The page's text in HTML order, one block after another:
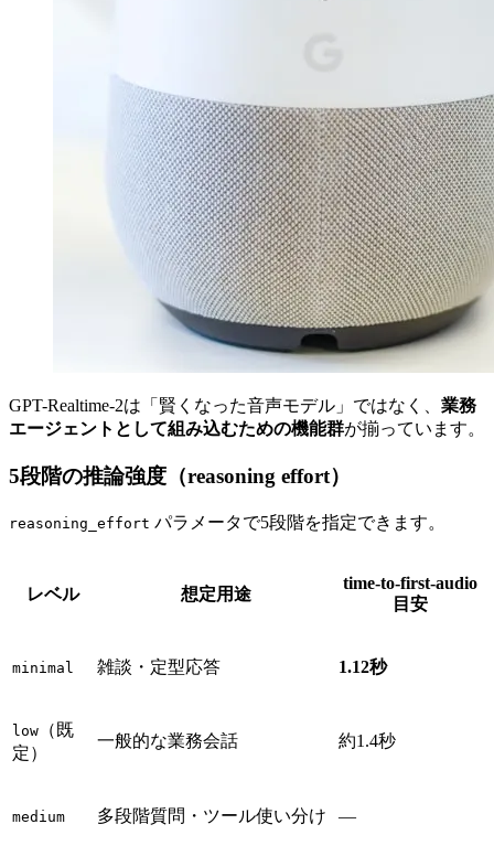
GPT-Realtime-2は「賢くなった音声モデル」ではなく、 業務
エージェントとして組み込むための機能群が揃っています。
5段階の推論強度（reasoning effort）
reasoning_effort パラメータで5段階を指定できます。
レベル 想定用途
time-to-first-audio
目安
minimal 雑談・定型応答 1.12秒
low （既
定）
一般的な業務会話 約1.4秒
medium 多段階質問・ツール使い分け —